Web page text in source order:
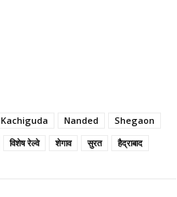
Kachiguda Nanded
Shegaon
विशेष रेल्वे शेगाव सुरत हैद्राबाद